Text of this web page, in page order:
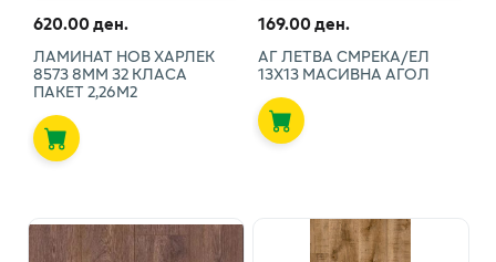
620.00 ден.
ЛАМИНАТ НОВ ХАРЛЕК
8573 8ММ 32 КЛАСА
ПАКЕТ 2,26М2
169.00 ден.
АГ ЛЕТВА СМРЕКА/ЕЛ
13X13 МАСИВНА АГОЛ